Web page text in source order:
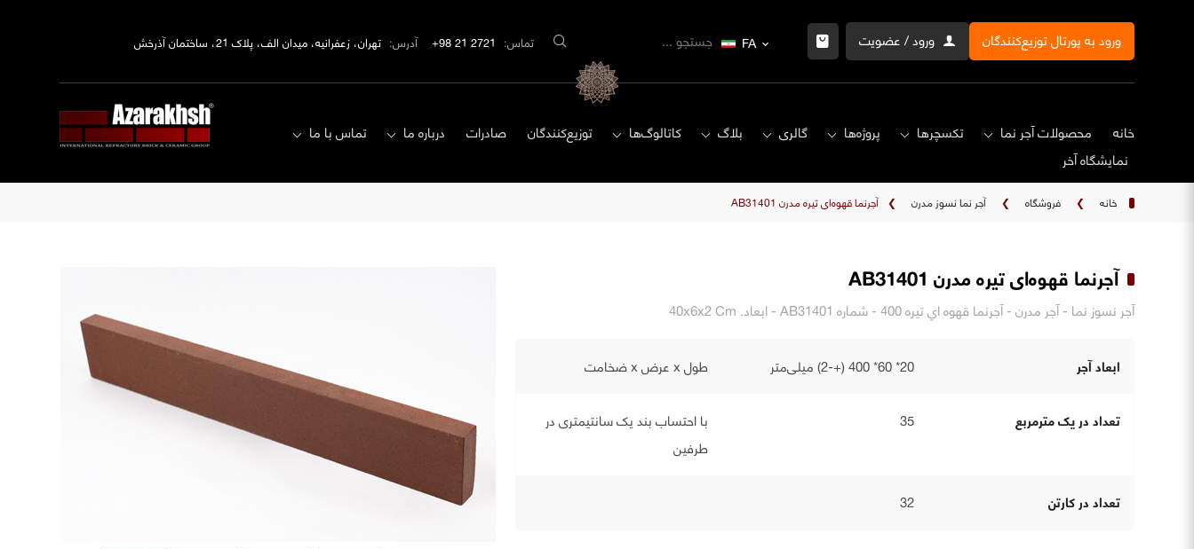
ورود به پورتال توزیع‌کنندگان ورود / عضویت FA تماس: 2721 21 98+ آدرس: تهران، زعفرانیه، میدان الف، پلاک 21، ساختمان آذرخش
خانه محصولات آجر نما تکسچرها پروژه‌ها گالری بلاگ کاتالوگ‌ها توزیع‌کنندگان صادرات درباره ما
تماس با ما
نمایشگاه‌ آخر
خانه ❯ فروشگاه ❯ آجر نما نسوز مدرن ❯ آجرنما قهوه‌ای تیره مدرن AB31401
آجرنما قهوه‌ای تیره مدرن AB31401
آجر نسوز نما - آجر مدرن - آجرنما قهوه اي تيره 400 - شماره AB31401 - ابعاد. 40x6x2 Cm
ابعاد آجر 20* 60* 400 (+-2) میلی‌متر
طول x عرض x ضخامت
تعداد در یک مترمربع
35
با احتساب بند یک سانتیمتری در
طرفین
تعداد در کارتن
32